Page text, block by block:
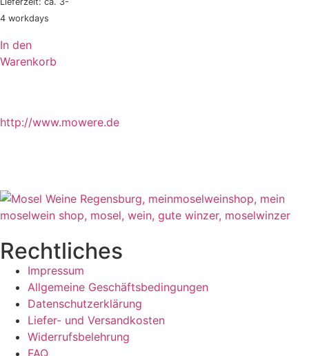
4 workdays
In den
Warenkorb
http://www.mowere.de
Rechtliches
Impressum
Allgemeine Geschäftsbedingungen
Datenschutzerklärung
Liefer- und Versandkosten
Widerrufsbelehrung
FAQ